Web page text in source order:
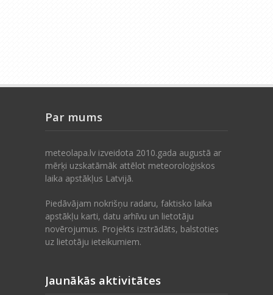
Par mums
meteolapa.lv izveidota 2010.gada augustā ar
mērķi uzskatāmāk attēlot meteoroloģiskos
laika apstākļus Latvijā.
Piedāvājam nokrišņu radaru, faktisko laika
apstākļu karti, datu arhīvu un lietotāju
novērojumus. Projekts izstrādāts, balstoties
uz lietotāju ieteikumiem.
Jaunākās aktivitātes